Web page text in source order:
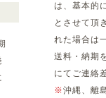
は、基本的
とさせて頂
れた場合は
送料・納期
にてご連絡
※沖縄、離